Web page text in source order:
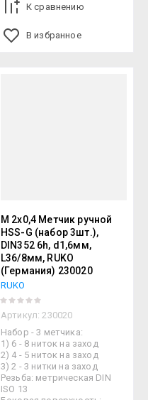
К сравнению
В избранное
М 2х0,4 Метчик ручной
HSS-G (набор 3шт.),
DIN352 6h, d1,6мм,
L36/8мм, RUKO
(Германия) 230020
RUKO
Артикул: 230020
Набор - 3 метчика:
1) 6 - 8 ниток на заход
2) 4 - 5 ниток на заход
3) 2 - 3 нитки на заход
Резьба: метрическая DIN
ISO 13